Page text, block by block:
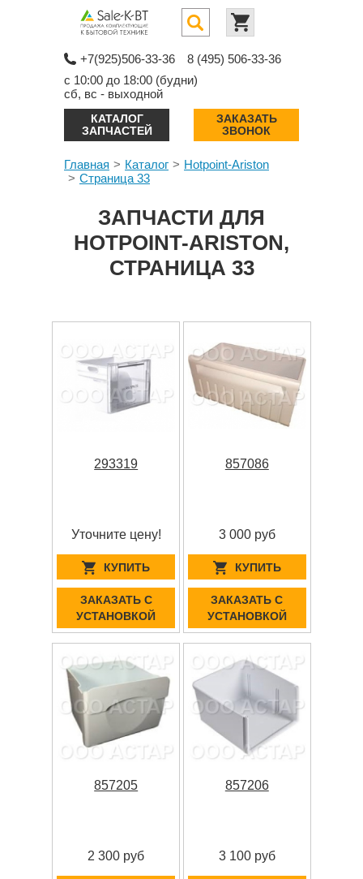
+7(925)506-33-36
8 (495) 506-33-36
с 10:00 до 18:00 (будни)
сб, вс - выходной
КАТАЛОГ
ЗАПЧАСТЕЙ
ЗАКАЗАТЬ
ЗВОНОК
Главная Каталог
Hotpoint-Ariston
Страница 33
ЗАПЧАСТИ ДЛЯ
HOTPOINT-ARISTON,
СТРАНИЦА 33
293319
Уточните цену!
КУПИТЬ
ЗАКАЗАТЬ С
УСТАНОВКОЙ
857086
3 000 руб
КУПИТЬ
ЗАКАЗАТЬ С
УСТАНОВКОЙ
857205
2 300 руб
857206
3 100 руб